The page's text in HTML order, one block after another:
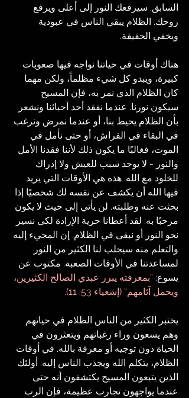
السابق. سيرفعك النور إلى أعلى ويرفع
روحك. الظلام يبقي الناس في عبودية
ويخفي الحقيقة.
هناك أوقات في حياتنا نواجه فيها صعوبات
كبيرة، ويبدو كل شيء مظلماً، ولكن مهما
كان الظلام الذي نمر به، فإن المسيح
سيكون نورنا. عندما نفقد أحد أحبائنا ونشعر
بأن الظلام يحيط بنا، أو عندما نمرض ونرغب
في البقاء في الفراش، أو حتى نأمل في
الموت، فغالبًا ما يكون ذلك لأننا فقدنا الأمل
والنور - لا يوجد سبب للعيش ولا إدراك
للخلود مع الله. هذه هي الأوقات التي يريد
فيها الله أن يكشف عن نفسه لك شخصيًا إذا
بحثت عنه وطلبته. لن يأتي إلى حيث لا يكون
مرحبًا به. لقد أعطانا حرية الإرادة لكي نسير
نحو النور أو نبقى في الظلام. إن المجيء إليه
والتعلم منه سيجلب لنا الكثير من النور
لمساعدتنا في الأوقات الصعبة. مكتوب عن
يسوع: ”بمعرفته يبرر عبدي الصالح الكثيرين،
ويحمل آثامهم“ (إشعياء 53: 11).
يختبر الكثير من الناس الظلام في حياتهم
وهم يسعون وراء رغباتهم ويتعثرون في
الحياة دون توجيه أو معرفة بالله. في أوقات
الظلام، يتكلم الله ويجذب الناس إليه. أولئك
الذين يتبعون المسيح يكتشفون أنه حتى
عندما يواجهون تجارب عظيمة، فإن الرب